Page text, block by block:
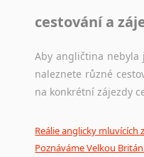
cestování a
Aby angličtina
naleznete různé
na konkrétní zájezdy
Reálie anglicky mluvících
Poznáváme Velkou